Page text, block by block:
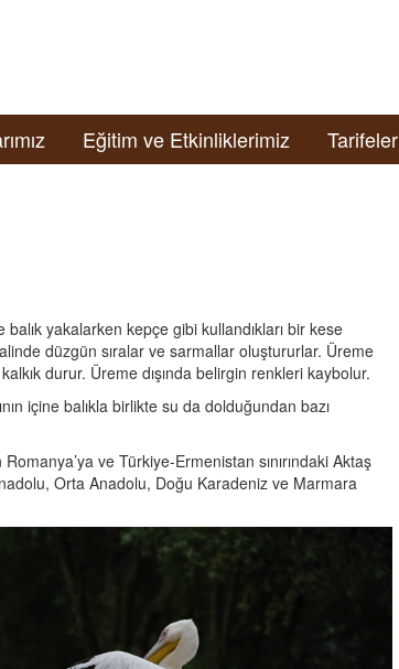
Eğitim ve Etkinliklerimiz Tarifeler
balık yakalarken kepçe gibi kullandıkları bir kese
düzgün sıralar ve sarmallar oluştururlar. Üreme
durur. Üreme dışında belirgin renkleri kaybolur.
içine balıkla birlikte su da dolduğundan bazı
ve Türkiye-Ermenistan sınırındaki Aktaş
Orta Anadolu, Doğu Karadeniz ve Marmara